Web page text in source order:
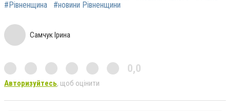
#Рівненщина
#новини Рівненщини
Самчук Ірина
0,0
Авторизуйтесь, щоб оцінити